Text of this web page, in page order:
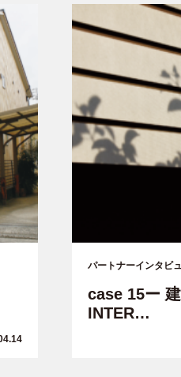
パートナーインタビ
case 15ー
INTER…